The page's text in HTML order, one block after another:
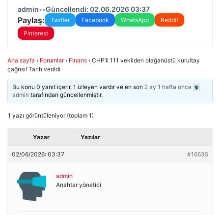
admin••Güncellendi: 02.06.2026 03:37
Paylaş: Twitter Facebook WhatsApp
Reddit
Pinterest
Ana sayfa › Forumlar › Finans › CHP’li 111 vekilden olağanüstü kurultay
çağrısı! Tarih verildi
Bu konu 0 yanıt içerir, 1 izleyen vardır ve en son 2 ay 1 hafta önce
admin tarafından güncellenmiştir.
1 yazı görüntüleniyor (toplam 1)
Yazar Yazılar
02/06/2026: 03:37 #16635
admin
Anahtar yönetici